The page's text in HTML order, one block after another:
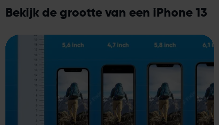
Bekijk de grootte van een iPhone 13